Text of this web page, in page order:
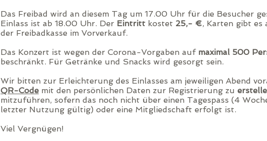
Das Freibad wird an diesem Tag um 17.00 Uhr für die Besucher
Einlass ist ab 18.00 Uhr. Der Eintritt kostet 25,- €, Karten gibt es
der Freibadkasse im Vorverkauf.
Das Konzert ist wegen der Corona-Vorgaben auf maximal 500
beschränkt. Für Getränke und Snacks wird gesorgt sein.
Wir bitten zur Erleichterung des Einlasses am jeweiligen Abend
QR-Code mit den persönlichen Daten zur Registrierung zu
mitzuführen, sofern das noch nicht über einen Tagespass (4
letzter Nutzung gültig) oder eine Mitgliedschaft erfolgt ist.
Viel Vergnügen!